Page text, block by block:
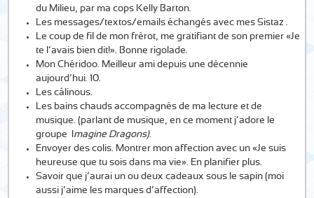
du Milieu, par ma cops Kelly Barton.
Les messages/textos/emails échangés avec mes Sistaz .
Le coup de fil de mon frèrot, me gratifiant de son premier «Je
te l’avais bien dit!». Bonne rigolade.
Mon Chéridoo. Meilleur ami depuis une décennie
aujourd’hui. 10.
Les câlinous.
Les bains chauds accompagnés de ma lecture et de
musique. (parlant de musique, en ce moment j’adore le
groupe I magine Dragons).
Envoyer des colis. Montrer mon affection avec un «Je suis
heureuse que tu sois dans ma vie». En planifier plus.
Savoir que j’aurai un ou deux cadeaux sous le sapin (moi
aussi j’aime les marques d’affection).